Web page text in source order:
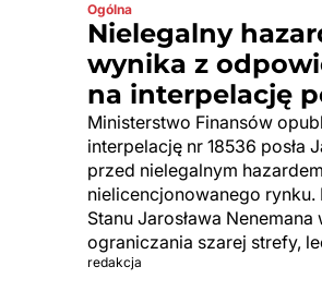
Ogólna
Nielegalny
wynika z
na interpelację
Ministerstwo Finansów
interpelację nr 18536 posła
przed nielegalnym
nielicencjonowanego
Stanu Jarosława
ograniczania szarej strefy,
redakcja